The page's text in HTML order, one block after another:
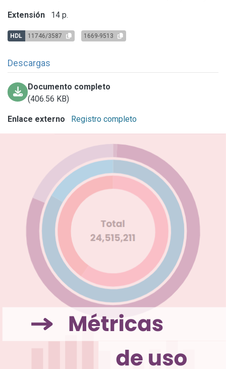
Extensión 14 p.
HDL 11746/3587 1669-9513
Descargas
Documento completo
(406.56 KB)
Enlace externo Registro completo